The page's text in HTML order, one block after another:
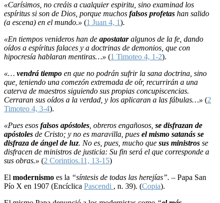
«Carísimos, no creáis a cualquier espiritu, sino examinad los
espíritus si son de Dios, porque muchos falsos profetas han salido
(a escena) en el mundo.» (1 Juan 4, 1).
«En tiempos venideros han de apostataralgunos de la fe, dando
oídos a espíritus falaces y a doctrinas de demonios, que con
hipocresía hablaran mentiras…» (1 Timoteo 4, 1-2).
«… vendrá tiempo en que no podrán sufrir la sana doctrina, sino
que, teniendo una comezón extremada de oír, recurrirán a una
caterva de maestros siguiendo sus propias concupiscencias.
Cerraran sus oídos a la verdad, y los aplicaran a las fábulas…» (2
Timoteo 4, 3-4).
«Pues esos falsos apóstoles , obreros engañosos, se disfrazan de
apóstoles de Cristo; y no es maravilla, pues el mismo satanás se
disfraza de ángel de luz. No es, pues, mucho que sus ministros se
disfracen de ministros de justicia: Su fin será el que corresponde a
sus obras.» (2 Corintios.11, 13-15)
El modernismo es la “síntesis de todas las herejías”. – Papa San
Pío X en 1907 (Encíclica Pascendi , n. 39). (Copia).